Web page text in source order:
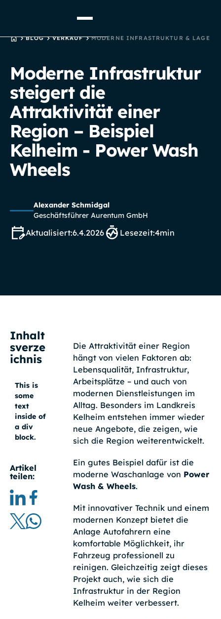
STARTSEITE
BLOG VERKAUF MODERNE INFRASTRUKTUR & LAGE
Moderne Infrastruktur
steigert die
Attraktivität einer
Region – Beispiel
Kelheim - Power Wash
Wheels
Alexander Schmidgal
Geschäftsführer Aurentum GmbH
Aktualisiert:6.4.2026 Lesezeit:4min
Inhalt
sverze
ichnis
This is
some
text
inside of
a div
block.
Artikel
teilen:
Die Attraktivität einer Region
hängt von vielen Faktoren ab:
Lebensqualität, Infrastruktur,
Arbeitsplätze – und auch von
modernen Dienstleistungen im
Alltag. Besonders im Landkreis
Kelheim entstehen immer wieder
neue Angebote, die zeigen, wie
sich die Region weiterentwickelt.
Ein gutes Beispiel dafür ist die
moderne Waschanlage von Power
Wash & Wheels.
Mit innovativer Technik und einem
modernen Konzept bietet die
Anlage Autofahrern eine
komfortable Möglichkeit, ihr
Fahrzeug professionell zu
reinigen. Gleichzeitig zeigt dieses
Projekt auch, wie sich die
Infrastruktur in der Region
Kelheim weiter verbessert.